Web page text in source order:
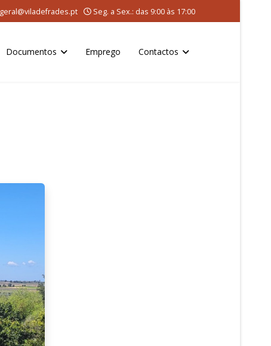
geral@viladefrades.pt Seg. a Sex.: das 9:00 às 17:00
Documentos Emprego Contactos